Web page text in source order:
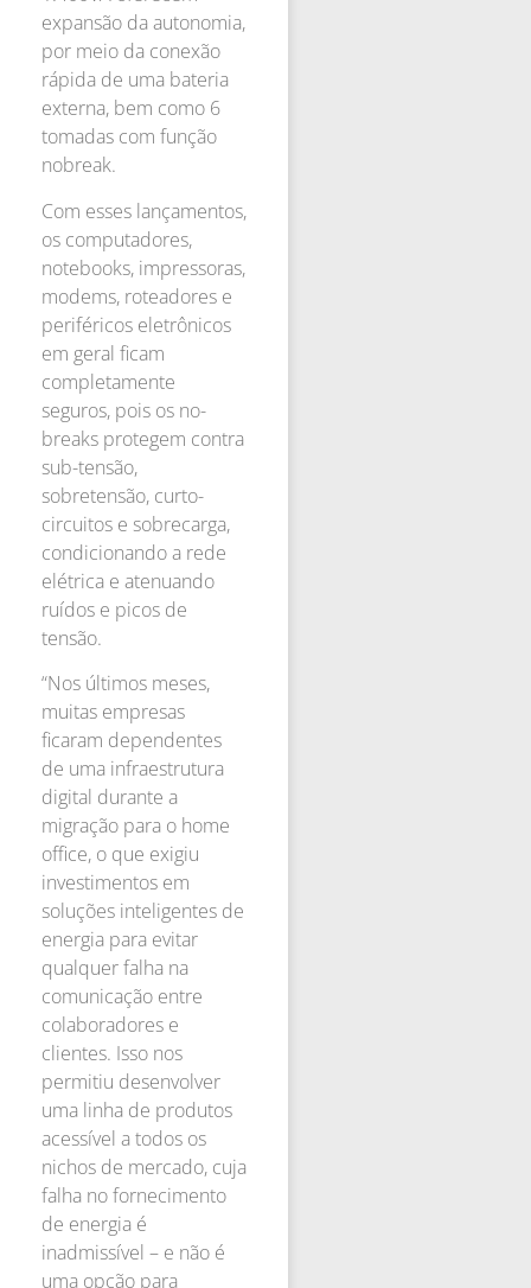
expansão da autonomia,
por meio da conexão
rápida de uma bateria
externa, bem como 6
tomadas com função
nobreak.
Com esses lançamentos,
os computadores,
notebooks, impressoras,
modems, roteadores e
periféricos eletrônicos
em geral ficam
completamente
seguros, pois os no-
breaks protegem contra
sub-tensão,
sobretensão, curto-
circuitos e sobrecarga,
condicionando a rede
elétrica e atenuando
ruídos e picos de
tensão.
“Nos últimos meses,
muitas empresas
ficaram dependentes
de uma infraestrutura
digital durante a
migração para o home
office, o que exigiu
investimentos em
soluções inteligentes de
energia para evitar
qualquer falha na
comunicação entre
colaboradores e
clientes. Isso nos
permitiu desenvolver
uma linha de produtos
acessível a todos os
nichos de mercado, cuja
falha no fornecimento
de energia é
inadmissível – e não é
uma opção para